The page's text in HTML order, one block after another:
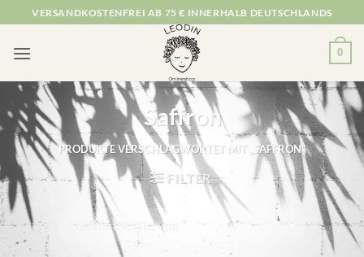
Inhalt
springen
VERSANDKOSTENFREI AB 75 € INNERHALB DEUTSCHLANDS
0
Saffron
PRODUKTE VERSCHLAGWORTET MIT „SAFFRON“
FILTER